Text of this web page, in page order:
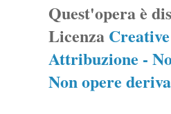
Quest'opera è
Licenza
Attribuzione -
Non opere